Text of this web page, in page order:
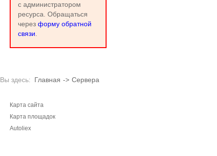
с администратором
ресурса. Обращаться
через форму обратной
связи.
Вы здесь: Главная -> Сервера
Карта сайта
Карта площадок
Autoliex